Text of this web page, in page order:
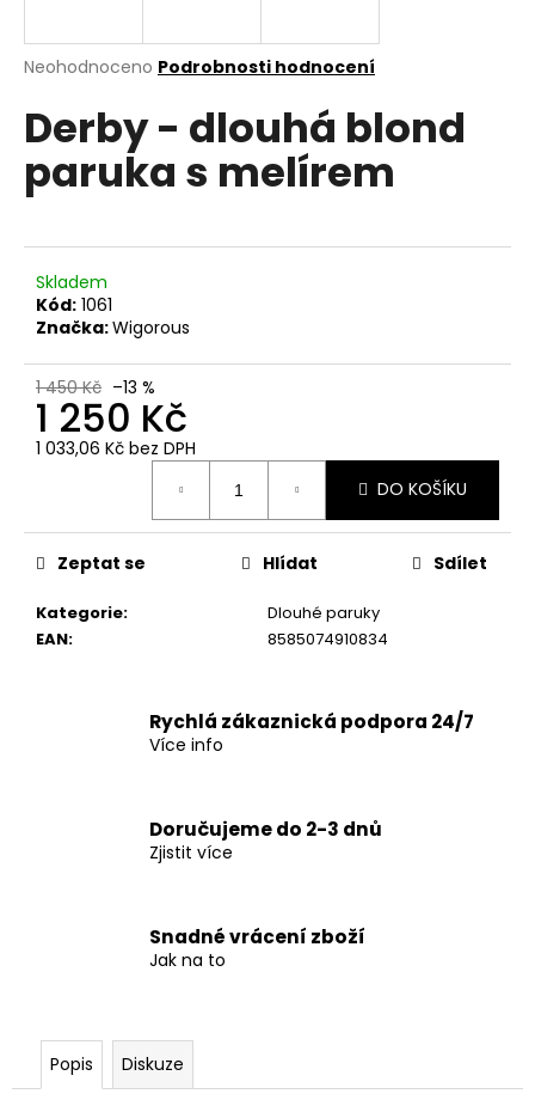
Průměrné
produktu
je
5
Neohodnoceno Podrobnosti hodnocení
Derby - dlouhá blond
paruka s melírem
Skladem
Kód: 1061
Značka:Wigorous
1 450 Kč –13 %
1 250 Kč
1 033,06 Kč bez DPH
DO KOŠÍKU
Kategorie:
Dlouhé paruky
EAN: 8585074910834
Zeptat se Hlídat Sdílet
Rychlá zákaznická podpora 24/7
Více info
Doručujeme do 2-3 dnů
Zjistit více
Snadné vrácení zboží
Jak na to
Popis Diskuze
j
t
?
D
o
p
o
č
u
e
m